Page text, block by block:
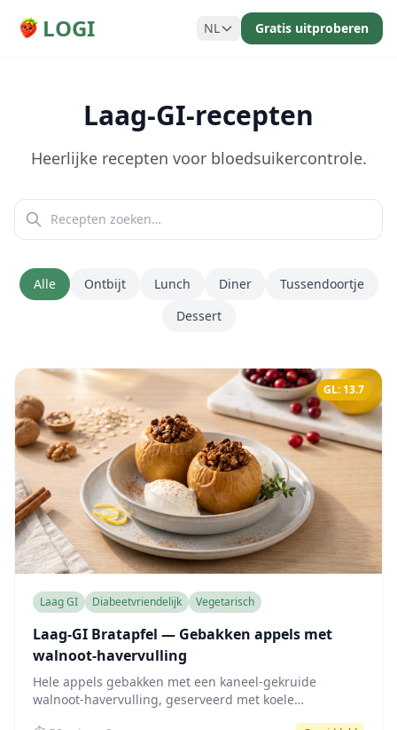
LOGI NL Gratis uitproberen
Laag-GI-recepten
Heerlijke recepten voor bloedsuikercontrole.
Alle Ontbijt Lunch Diner
Tussendoortje
Dessert
GL: 13.7
Laag GI Diabeetvriendelijk Vegetarisch
Laag-GI Bratapfel — Gebakken appels met
walnoot-havervulling
Hele appels gebakken met een kaneel-gekruide
walnoot-havervulling, geserveerd met koele